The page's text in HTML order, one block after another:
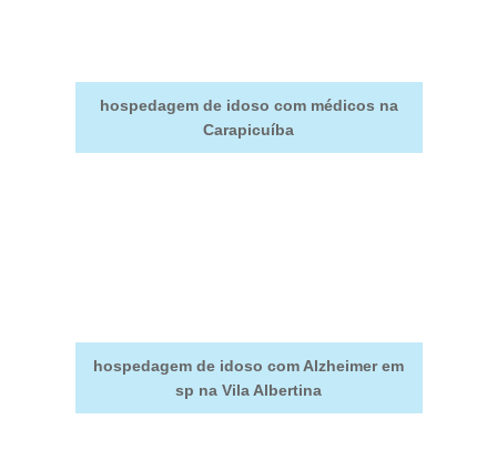
hospedagem de idoso com médicos na
Carapicuíba
hospedagem de idoso com Alzheimer em
sp na Vila Albertina